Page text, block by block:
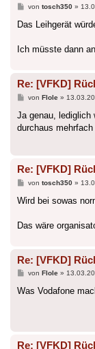
Beitrag
von tosch350»
Das Leihgerät
Ich müsste dann
Re: [VFKD]
Beitrag
von Flole»
Ja genau, lediglich
durchaus mehrfach
Re: [VFKD]
Beitrag
von tosch350»
Wird bei sowas
Das wäre
Re: [VFKD]
Beitrag
von Flole»
Was Vodafone
Re: [VFKD]